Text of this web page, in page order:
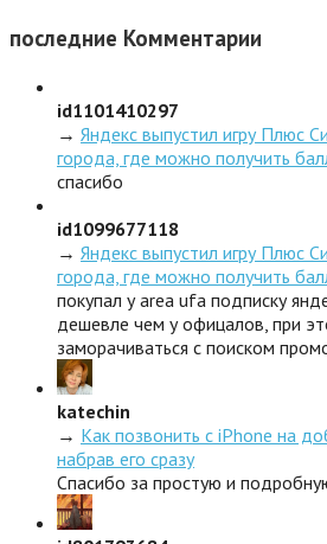
последние Комментарии
id1101410297
→ Яндекс выпустил игру Плюс
города, где можно получить
спасибо
id1099677118
→ Яндекс выпустил игру Плюс
города, где можно получить
покупал у area ufa подписку
дешевле чем у офицалов, при
заморачиваться с поиском
katechin
→ Как позвонить с iPhone на
набрав его сразу
Спасибо за простую и